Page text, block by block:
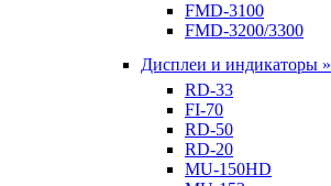
FMD-3100
FMD-3200/3300
Дисплеи и индикаторы »
RD-33
FI-70
RD-50
RD-20
MU-150HD